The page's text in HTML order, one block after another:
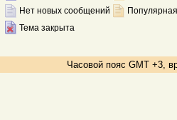
Нет новых сообщений
Тема закрыта
Часовой пояс GMT +3,